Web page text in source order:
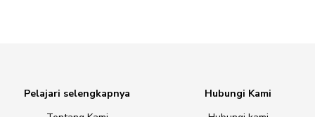
Pelajari selengkapnya
Hubungi Kami